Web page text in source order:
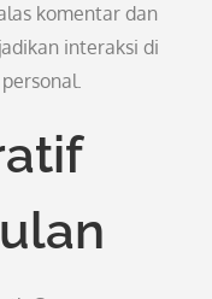
komentar dan
interaksi di